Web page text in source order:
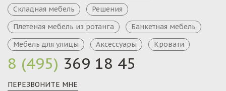
8 (495) 369 18 45
ПЕРЕЗВОНИТЕ МНЕ
Складная мебель
Решения
Плетеная мебель из ротанга
Банкетная мебель
Мебель для улицы
Аксессуары Кровати